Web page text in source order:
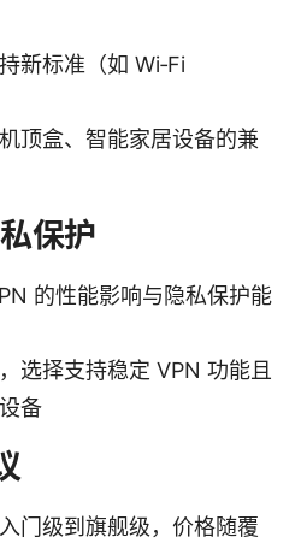
新标准（如 Wi‑Fi
顶盒、智能家居设备的兼
保护
的性能影响与隐私保护能
选择支持稳定 VPN 功能且
备
门级到旗舰级，价格随覆